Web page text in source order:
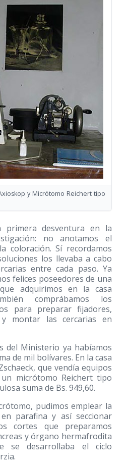
y Micrótomo Reichert tipo
primera desventura en la
no anotamos el
coloración. Sí recordamos
los llevaba a cabo
entre cada paso. Ya
felices poseedores de una
adquirimos en la casa
comprábamos los
para preparar fijadores,
y montar las cercarias en
del Ministerio ya habíamos
de mil bolívares. En la casa
que vendía equipos
un micrótomo Reichert tipo
suma de Bs. 949,60.
pudimos emplear la
parafina y así seccionar
cortes que preparamos
y órgano hermafrodita
se desarrollaba el ciclo